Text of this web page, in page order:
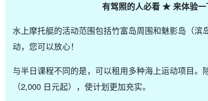
有驾照的人必看 ★ 来体验一
水上摩托艇的活动范围包括竹富岛周围和魅影岛（滨
动，您可以放心！
与半日课程不同的是，可以租用多种海上运动项目。
（2,000 日元起），使计划更加充实。